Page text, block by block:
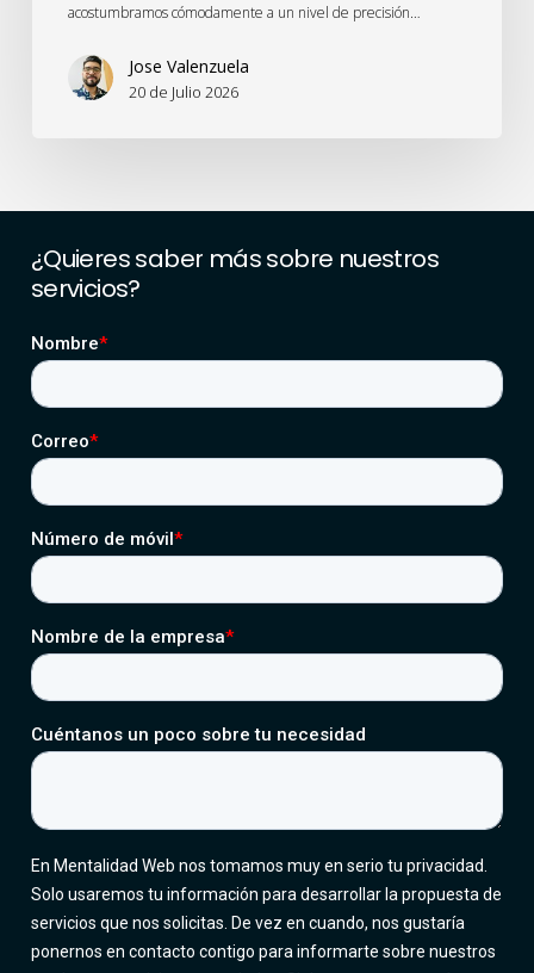
acostumbramos cómodamente a un nivel de precisión…
Jose Valenzuela
20 de Julio 2026
¿Quieressaber mássobre nuestros
servicios?